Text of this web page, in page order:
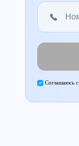
Соглашаюсь с